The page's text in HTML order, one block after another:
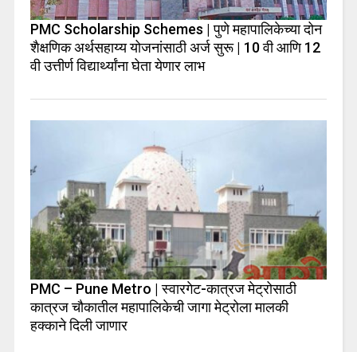
PMC Scholarship Schemes | पुणे महापालिकेच्या दोन
शैक्षणिक अर्थसहाय्य योजनांसाठी अर्ज सुरू | 10 वी आणि 12
वी उत्तीर्ण विद्यार्थ्यांना घेता येणार लाभ
PMC – Pune Metro | स्वारगेट-कात्रज मेट्रोसाठी
कात्रज चौकातील महापालिकेची जागा मेट्रोला मालकी
हक्काने दिली जाणार